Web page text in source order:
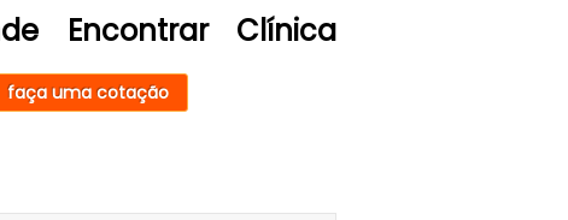
Encontrar Clínica
faça uma cotação